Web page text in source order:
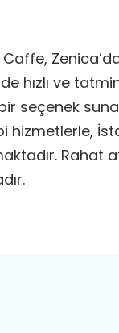
hızlı ve
seçenek
hizmetlerle,
Rahat